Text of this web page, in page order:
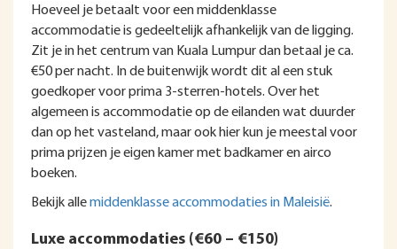
Hoeveel je betaalt voor een middenklasse
accommodatie is gedeeltelijk afhankelijk van de ligging.
Zit je in het centrum van Kuala Lumpur dan betaal je ca.
€50 per nacht. In de buitenwijk wordt dit al een stuk
goedkoper voor prima 3-sterren-hotels. Over het
algemeen is accommodatie op de eilanden wat duurder
dan op het vasteland, maar ook hier kun je meestal voor
prima prijzen je eigen kamer met badkamer en airco
boeken.
Bekijk allemiddenklasse accommodaties in Maleisië.
Luxe accommodaties (€60 – €150)